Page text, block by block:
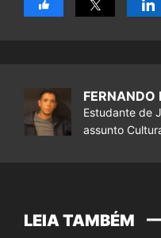
FERNANDO
Estudante de
assunto
LEIA TAMBÉM